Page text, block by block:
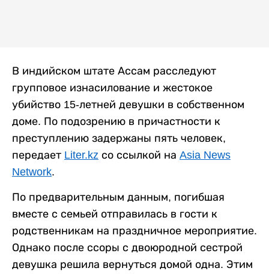
В индийском штате Ассам расследуют
групповое изнасилование и жестокое
убийство 15-летней девушки в собственном
доме. По подозрению в причастности к
преступлению задержаны пять человек,
передает Liter.kz со ссылкой на Asia News
Network.
По предварительным данным, погибшая
вместе с семьей отправилась в гости к
родственникам на праздничное мероприятие.
Однако после ссоры с двоюродной сестрой
девушка решила вернуться домой одна. Этим